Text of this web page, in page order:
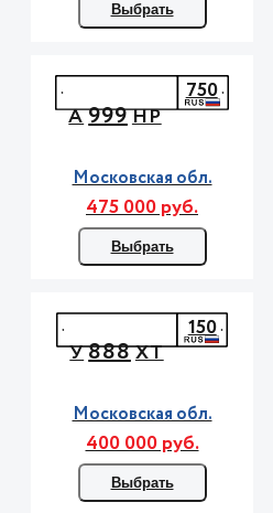
Выбрать
А999НР
750
Московская обл.
475 000 руб.
Выбрать
У888ХТ
150
Московская обл.
400 000 руб.
Выбрать